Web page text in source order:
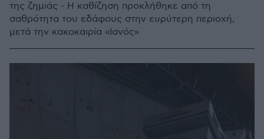
της ζημιάς - Η καθίζηση προκλήθηκε από τη
σαθρότητα του εδάφους στην ευρύτερη περιοχή,
μετά την κακοκαιρία «Ιανός»